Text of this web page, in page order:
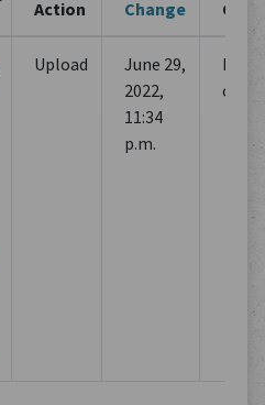
Action
Change
Upload
June 29,
2022,
11:34
p.m.